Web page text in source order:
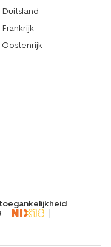
Duitsland
Frankrijk
Oostenrijk
toegankelijkheid